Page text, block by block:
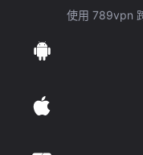
使用 789vpn